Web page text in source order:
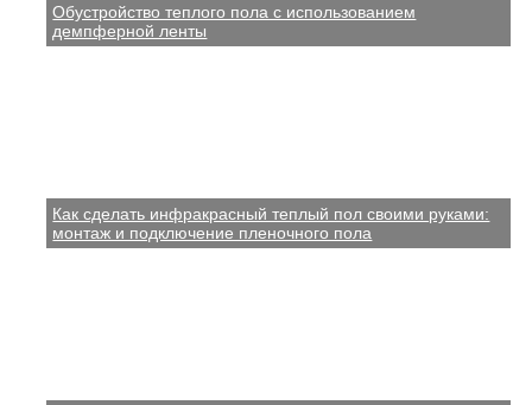
Обустройство теплого пола с использованием
демпферной ленты
Как сделать инфракрасный теплый пол своими руками:
монтаж и подключение пленочного пола